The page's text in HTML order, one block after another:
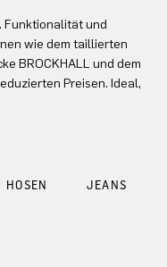
Funktionalität und
wie dem taillierten
BROCKHALL und dem
Preisen. Ideal,
HOSEN JEANS